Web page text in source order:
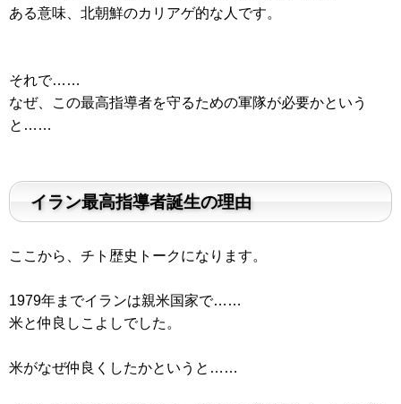
ある意味、北朝鮮のカリアゲ的な人です。
それで……
なぜ、この最高指導者を守るための軍隊が必要かという
と……
イラン最高指導者誕生の理由
ここから、チト歴史トークになります。
1979年までイランは親米国家で……
米と仲良しこよしでした。
米がなぜ仲良くしたかというと……